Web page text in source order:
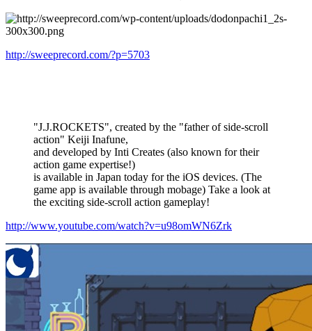
http://sweeprecord.com/?p=5703
"J.J.ROCKETS", created by the "father of side-scroll
action" Keiji Inafune,
and developed by Inti Creates (also known for their
action game expertise!)
is available in Japan today for the iOS devices. (The
game app is available through mobage) Take a look at
the exciting side-scroll action gameplay!
http://www.youtube.com/watch?v=u98omWN6Zrk